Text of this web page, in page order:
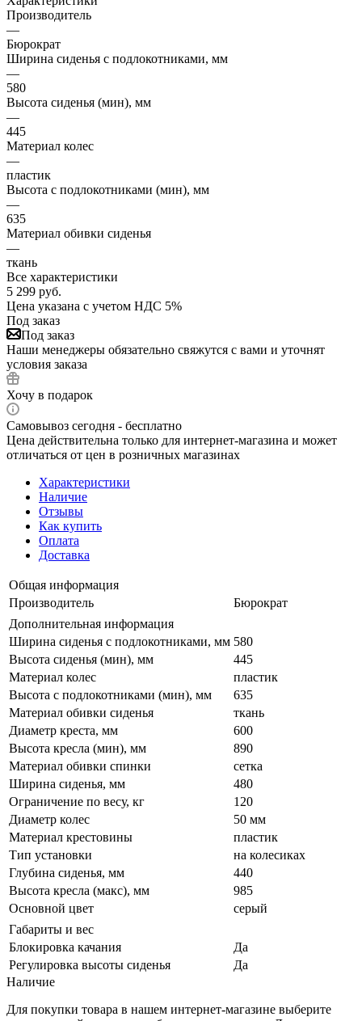
Производитель
—
Бюрократ
Ширина сиденья с подлокотниками, мм
—
580
Высота сиденья (мин), мм
—
445
Материал колес
—
пластик
Высота с подлокотниками (мин), мм
—
635
Материал обивки сиденья
—
ткань
Все характеристики
5 299 руб.
Цена указана с учетом НДС 5%
Под заказ
Под заказ
Наши менеджеры обязательно свяжутся с вами и уточнят
условия заказа
Хочу в подарок
Самовывоз сегодня - бесплатно
Цена действительна только для интернет-магазина и может
отличаться от цен в розничных магазинах
Характеристики
Наличие
Отзывы
Как купить
Оплата
Доставка
Общая информация
Производитель
Бюрократ
Дополнительная информация
Ширина сиденья с подлокотниками, мм 580
Высота сиденья (мин), мм
445
Материал колес
пластик
Высота с подлокотниками (мин), мм
635
Материал обивки сиденья
ткань
Диаметр креста, мм
600
Высота кресла (мин), мм
890
Материал обивки спинки
сетка
Ширина сиденья, мм
480
Ограничение по весу, кг
120
Диаметр колес
50 мм
Материал крестовины
пластик
Тип установки
на колесиках
Глубина сиденья, мм
440
Высота кресла (макс), мм
985
Основной цвет
серый
Габариты и вес
Блокировка качания
Да
Регулировка высоты сиденья
Да
Наличие
Для покупки товара в нашем интернет-магазине выберите